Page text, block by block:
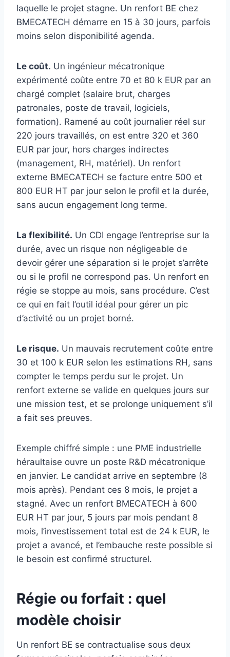
laquelle le projet stagne. Un renfort BE chez
BMECATECH démarre en 15 à 30 jours, parfois
moins selon disponibilité agenda.
Le coût. Un ingénieur mécatronique
expérimenté coûte entre 70 et 80 k EUR par an
chargé complet (salaire brut, charges
patronales, poste de travail, logiciels,
formation). Ramené au coût journalier réel sur
220 jours travaillés, on est entre 320 et 360
EUR par jour, hors charges indirectes
(management, RH, matériel). Un renfort
externe BMECATECH se facture entre 500 et
800 EUR HT par jour selon le profil et la durée,
sans aucun engagement long terme.
La flexibilité. Un CDI engage l’entreprise sur la
durée, avec un risque non négligeable de
devoir gérer une séparation si le projet s’arrête
ou si le profil ne correspond pas. Un renfort en
régie se stoppe au mois, sans procédure. C’est
ce qui en fait l’outil idéal pour gérer un pic
d’activité ou un projet borné.
Le risque. Un mauvais recrutement coûte entre
30 et 100 k EUR selon les estimations RH, sans
compter le temps perdu sur le projet. Un
renfort externe se valide en quelques jours sur
une mission test, et se prolonge uniquement s’il
a fait ses preuves.
Exemple chiffré simple : une PME industrielle
héraultaise ouvre un poste R&D mécatronique
en janvier. Le candidat arrive en septembre (8
mois après). Pendant ces 8 mois, le projet a
stagné. Avec un renfort BMECATECH à 600
EUR HT par jour, 5 jours par mois pendant 8
mois, l’investissement total est de 24 k EUR, le
projet a avancé, et l’embauche reste possible si
le besoin est confirmé structurel.
Régie ou forfait : quel
modèle choisir
Un renfort BE se contractualise sous deux